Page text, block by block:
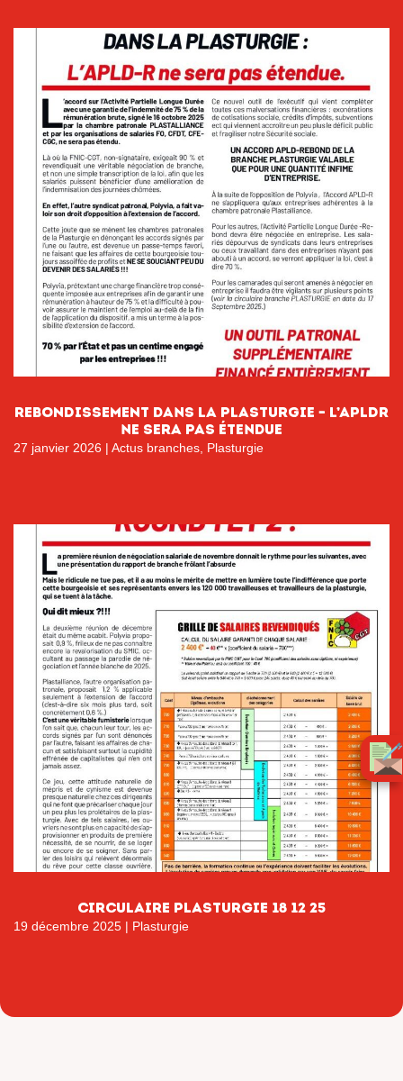
REBONDISSEMENT dans la plasturgie – l’APLDR
ne sera pas étendue
27 janvier 2026 | Actus branches Plasturgie
CIRCULAIRE PLASTURGIE 18 12 25
19 décembre 2025 | Plasturgie